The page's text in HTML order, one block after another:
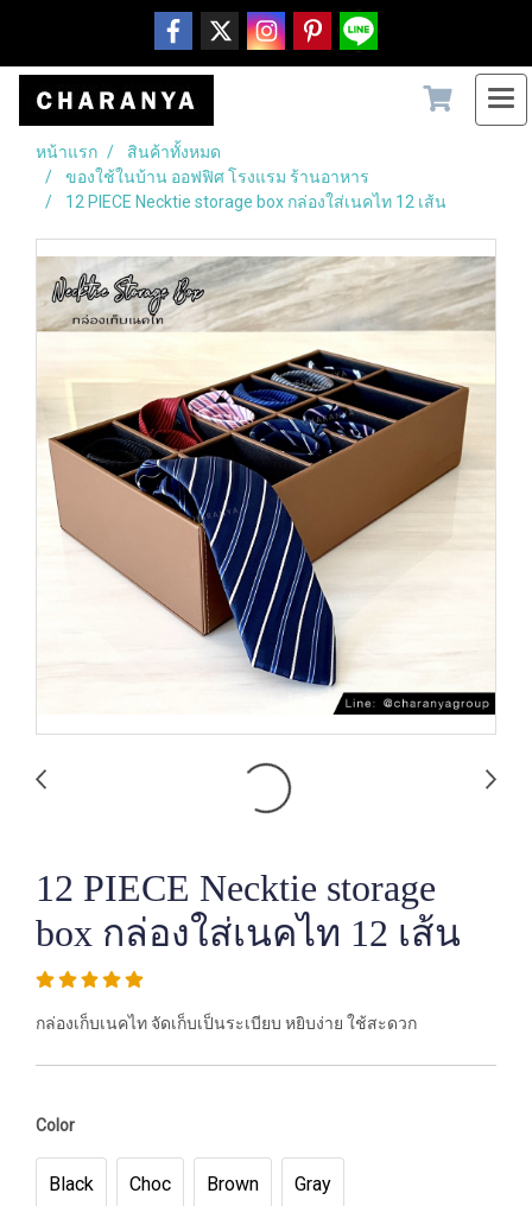
หน้าแรก
สินค้าทั้งหมด
ของใช้ในบ้าน ออฟฟิศ โรงแรม ร้านอาหาร
12 PIECE Necktie storage box กล่องใส่เนคไท 12 เส้น
12 PIECE Necktie storage
box กล่องใส่เนคไท 12 เส้น
กล่องเก็บเนคไท จัดเก็บเป็นระเบียบ หยิบง่าย ใช้สะดวก
Color
Black Choc Brown Gray